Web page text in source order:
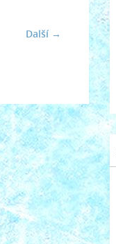
Další →